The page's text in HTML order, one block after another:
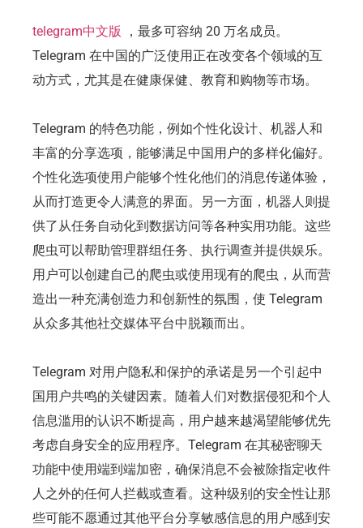
telegram中文版
，最多可容纳 20 万名成员。
Telegram 在中国的广泛使用正在改变各个领域的互
动方式，尤其是在健康保健、教育和购物等市场。
Telegram 的特色功能，例如个性化设计、机器人和
丰富的分享选项，能够满足中国用户的多样化偏好。
个性化选项使用户能够个性化他们的消息传递体验，
从而打造更令人满意的界面。另一方面，机器人则提
供了从任务自动化到数据访问等各种实用功能。这些
爬虫可以帮助管理群组任务、执行调查并提供娱乐。
用户可以创建自己的爬虫或使用现有的爬虫，从而营
造出一种充满创造力和创新性的氛围，使 Telegram
从众多其他社交媒体平台中脱颖而出。
Telegram 对用户隐私和保护的承诺是另一个引起中
国用户共鸣的关键因素。随着人们对数据侵犯和个人
信息滥用的认识不断提高，用户越来越渴望能够优先
考虑自身安全的应用程序。Telegram 在其秘密聊天
功能中使用端到端加密，确保消息不会被除指定收件
人之外的任何人拦截或查看。这种级别的安全性让那
些可能不愿通过其他平台分享敏感信息的用户感到安